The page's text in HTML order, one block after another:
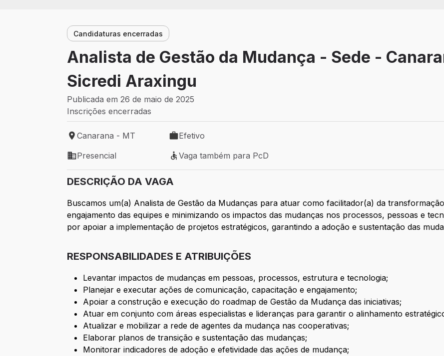
Candidaturas encerradas
Analista de Gestão da Mudança - Sede -
Sicredi Araxingu
Publicada em 26 de maio de 2025
Inscrições encerradas
Local de trabalho: Canarana - MT
Canarana - MT
Tipo de vaga: Efetivo
Efetivo
Modelo de trabalho: Presencial
Presencial
Vaga também para PcD
Vaga também para PcD
DESCRIÇÃO DA VAGA
Buscamos um(a) Analista de Gestão da Mudanças para atuar como facilitador(a) da
engajamento das equipes e minimizando os impactos das mudanças nos processos, pessoas e
por apoiar a implementação de projetos estratégicos, garantindo a adoção e sustentação das
RESPONSABILIDADES E ATRIBUIÇÕES
Levantar impactos de mudanças em pessoas, processos, estrutura e tecnologia;
Planejar e executar ações de comunicação, capacitação e engajamento;
Apoiar a construção e execução do roadmap de Gestão da Mudança das iniciativas;
Atuar em conjunto com áreas especialistas e lideranças para garantir o alinhamento
Atualizar e mobilizar a rede de agentes da mudança nas cooperativas;
Elaborar planos de transição e sustentação das mudanças;
Monitorar indicadores de adoção e efetividade das ações de mudança;